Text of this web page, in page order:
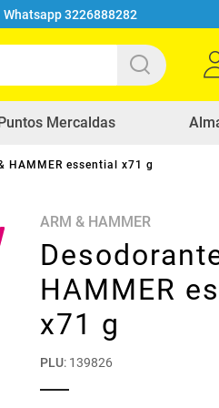
Whatsapp 3226888282
Mercaldas
HAMMER essential x71 g
ARM & HAMMER
HAMMER
x71 g
PLU: 139826